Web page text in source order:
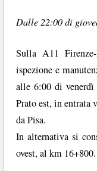
Dalle 22:00 di
Sulla A11
ispezione e
alle 6:00 di venerdì
Prato est, in entrata
da Pisa.
In alternativa si
ovest, al km 16+800.